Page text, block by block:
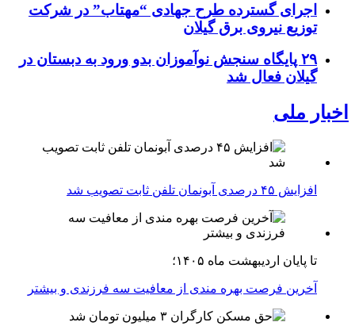
اجرای گسترده طرح جهادی “مهتاب” در شرکت
توزیع نیروی برق گیلان
۲۹ پایگاه سنجش نوآموزان بدو ورود به دبستان در
گیلان فعال شد
اخبار ملی
افزایش ۴۵ درصدی آبونمان تلفن ثابت تصویب شد
تا پایان اردیبهشت ماه ۱۴۰۵؛
آخرین فرصت بهره مندی از معافیت سه فرزندی و بیشتر